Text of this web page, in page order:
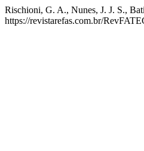
Rischioni, G. A., Nunes, J. J. S.,
https://revistarefas.com.br/